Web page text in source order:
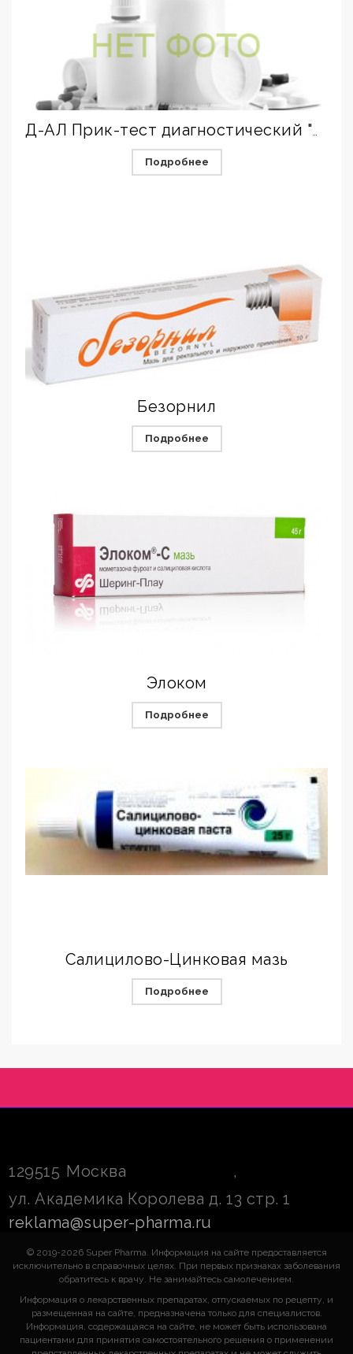
Подробнее
Безорнил
Подробнее
Элоком
Подробнее
Салицилово-Цинковая мазь
Подробнее
129515 Москва
,
ул. Академика Королева д. 13 стр. 1
reklama@super-pharma.ru
© 2019-2026 Super Pharma. Информация на сайте предоставляется
исключительно в справочных целях. При первых признаках заболевания
обратитесь к врачу. Не занимайтесь самолечением.
Информация о лекарственных препаратах, отпускаемых по рецепту, и
размещенная на сайте, предназначена только для специалистов.
Информация, содержащаяся на сайте, не может быть использована
пациентами для принятия самостоятельного решения о применении